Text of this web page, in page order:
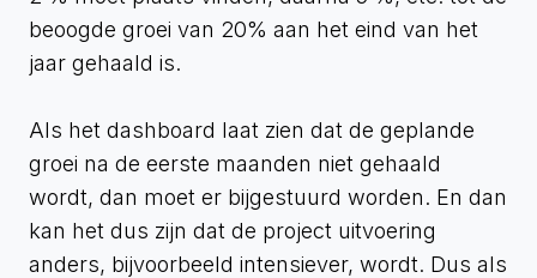
beoogde groei van 20% aan het eind van het
jaar gehaald is.
Als het dashboard laat zien dat de geplande
groei na de eerste maanden niet gehaald
wordt, dan moet er bijgestuurd worden. En dan
kan het dus zijn dat de project uitvoering
anders, bijvoorbeeld intensiever, wordt. Dus als